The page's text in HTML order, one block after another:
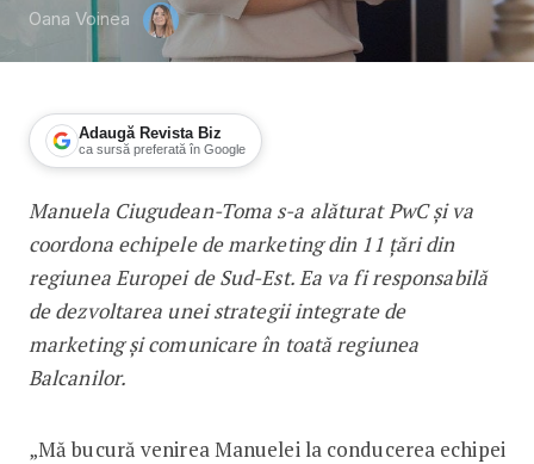
Oana Voinea
Adaugă Revista Biz
ca sursă preferată în Google
Manuela Ciugudean-Toma, noul
Manuela Ciugudean-Toma s-a alăturat PwC şi va
coordona echipele de marketing din 11 ţări din
regiunea Europei de Sud-Est. Ea va fi responsabilă
de dezvoltarea unei strategii integrate de
marketing şi comunicare în toată regiunea
Balcanilor.
„Mă bucură venirea Manuelei la conducerea echipei